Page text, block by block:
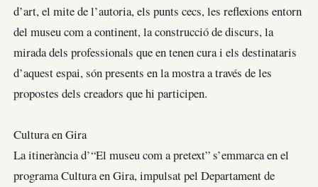
d’art, el mite de l’autoria, els punts cecs, les reflexions entorn
del museu com a continent, la construcció de discurs, la
mirada dels professionals que en tenen cura i els destinataris
d’aquest espai, són presents en la mostra a través de les
propostes dels creadors que hi participen.
Cultura en Gira
La itinerància d’“El museu com a pretext” s’emmarca en el
programa Cultura en Gira, impulsat pel Departament de